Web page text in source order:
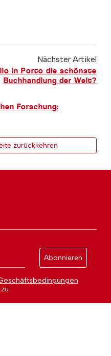
Nächster Artikel
in Porto die schönste
Buchhandlung der Welt?
Forschung:
zurückkehren
Abonnieren